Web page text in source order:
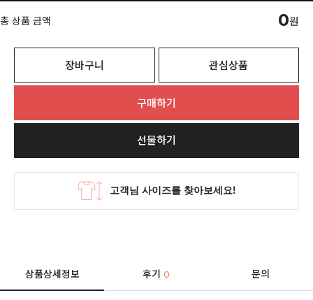
총 상품 금액 0원
장바구니 관심상품
구매하기
선물하기
상품상세정보 후기0 문의